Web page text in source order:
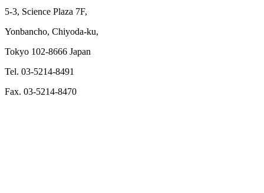
5-3, Science Plaza 7F,
Yonbancho, Chiyoda-ku,
Tokyo 102-8666 Japan
Tel. 03-5214-8491
Fax. 03-5214-8470